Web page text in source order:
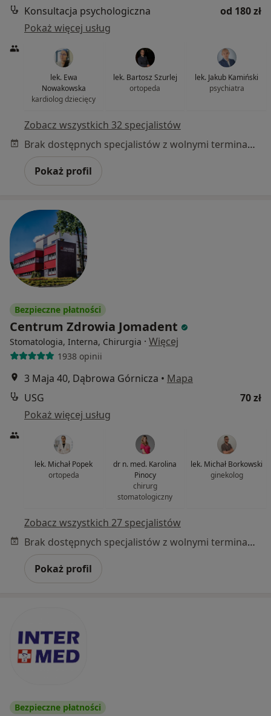
Konsultacja psychologiczna
od 180 zł
Pokaż więcej usług
lek. Ewa
Nowakowska
kardiolog dziecięcy
lek. Bartosz Szurlej
ortopeda
lek. Jakub Kamiński
psychiatra
Zobacz wszystkich 32 specjalistów
Brak dostępnych specjalistów z wolnymi terminami w tym centrum medycznym.
Pokaż profil
Bezpieczne płatności
Centrum Zdrowia Jomadent
Stomatologia, Interna, Chirurgia · Więcej
1938 opinii
3 Maja 40, Dąbrowa Górnicza • Mapa
USG
70 zł
Pokaż więcej usług
lek. Michał Popek
ortopeda
dr n. med. Karolina
Pinocy
chirurg
stomatologiczny
lek. Michał Borkowski
ginekolog
Zobacz wszystkich 27 specjalistów
Brak dostępnych specjalistów z wolnymi terminami w tym centrum medycznym.
Pokaż profil
Bezpieczne płatności